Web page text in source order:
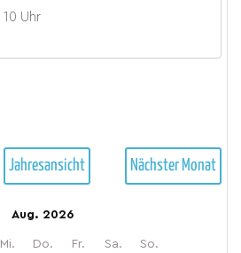
10 Uhr
Jahresansicht Nächster Monat
Aug. 2026
Mi. Do. Fr. Sa. So.